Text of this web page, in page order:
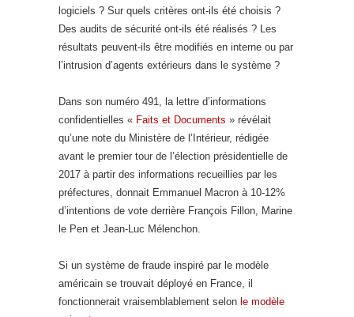
logiciels ? Sur quels critères ont-ils été choisis ?
Des audits de sécurité ont-ils été réalisés ? Les
résultats peuvent-ils être modifiés en interne ou par
l’intrusion d’agents extérieurs dans le système ?
Dans son numéro 491, la lettre d’informations
confidentielles « Faits et Documents » révélait
qu’une note du Ministère de l’Intérieur, rédigée
avant le premier tour de l’élection présidentielle de
2017 à partir des informations recueillies par les
préfectures, donnait Emmanuel Macron à 10-12%
d’intentions de vote derrière François Fillon, Marine
le Pen et Jean-Luc Mélenchon.
Si un système de fraude inspiré par le modèle
américain se trouvait déployé en France, il
fonctionnerait vraisemblablement selon le modèle